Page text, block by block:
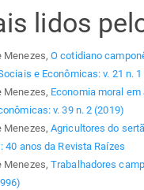
lidos
Menezes,O cotidiano
e Econômicas: v. 21 n.
Menezes, Economia moral
v. 39 n. 2 (2019)
Menezes,Agricultores do
40 anos da Revista Raízes
Menezes,Trabalhadores